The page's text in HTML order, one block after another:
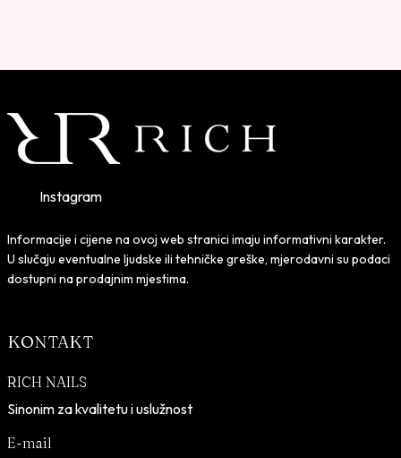
Instagram
Informacije i cijene na ovoj web stranici imaju informativni karakter.
U slučaju eventualne ljudske ili tehničke greške, mjerodavni su podaci
dostupni na prodajnim mjestima.
KONTAKT
RICH NAILS
Sinonim za kvalitetu i uslužnost
E-mail